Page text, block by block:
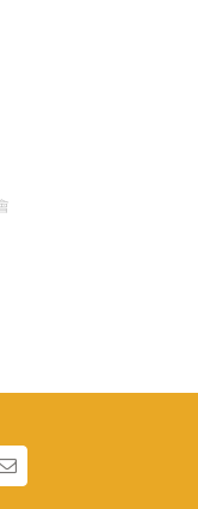
Email: